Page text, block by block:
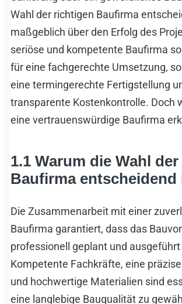
Wahl der richtigen Baufirma
maßgeblich über den Erfolg des
seriöse und kompetente Baufirma
für eine fachgerechte Umsetzung,
eine termingerechte Fertigstellung
transparente Kostenkontrolle. Doch
eine vertrauenswürdige Baufirma
1.1 Warum die Wahl
Baufirma entscheidend
Die Zusammenarbeit mit einer
Baufirma garantiert, dass das
professionell geplant und
Kompetente Fachkräfte, eine
und hochwertige Materialien sind
eine langlebige Bauqualität zu